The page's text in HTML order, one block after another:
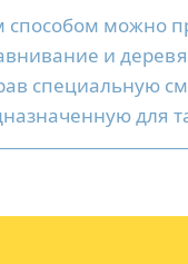
способом можно
и
специальную
для